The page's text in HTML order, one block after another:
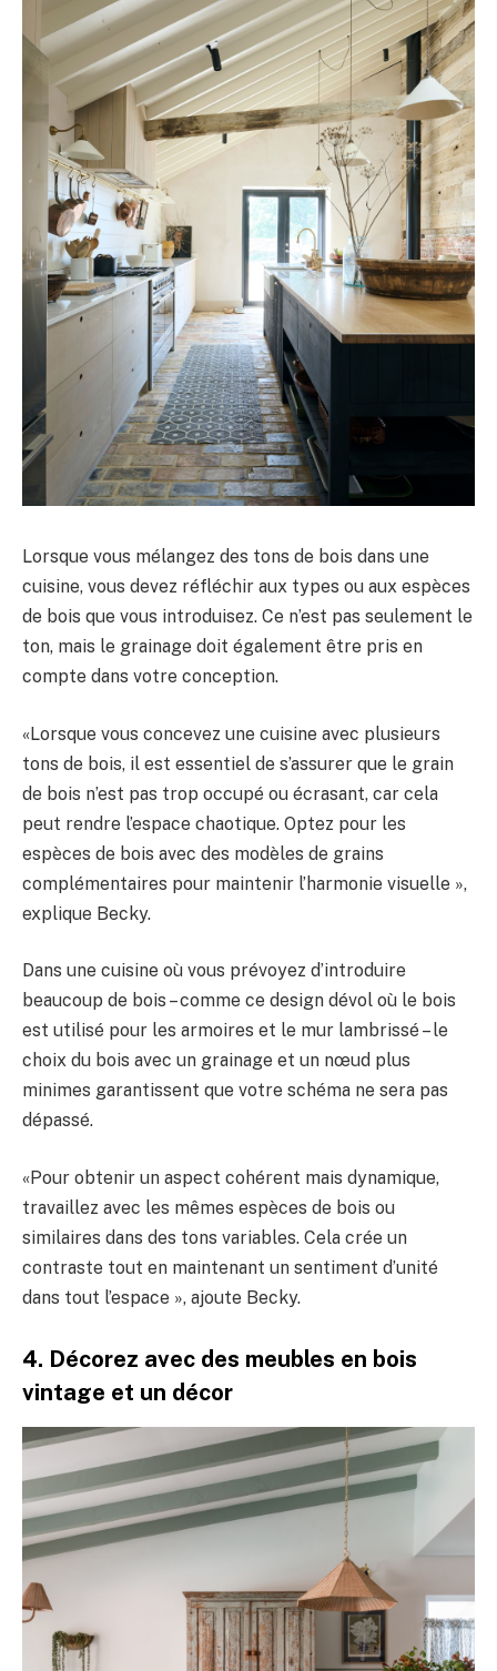
Lorsque vous mélangez des tons de bois dans une
cuisine, vous devez réfléchir aux types ou aux espèces
de bois que vous introduisez. Ce n’est pas seulement le
ton, mais le grainage doit également être pris en
compte dans votre conception.
«Lorsque vous concevez une cuisine avec plusieurs
tons de bois, il est essentiel de s’assurer que le grain
de bois n’est pas trop occupé ou écrasant, car cela
peut rendre l’espace chaotique. Optez pour les
espèces de bois avec des modèles de grains
complémentaires pour maintenir l’harmonie visuelle »,
explique Becky.
Dans une cuisine où vous prévoyez d’introduire
beaucoup de bois – comme ce design dévol où le bois
est utilisé pour les armoires et le mur lambrissé – le
choix du bois avec un grainage et un nœud plus
minimes garantissent que votre schéma ne sera pas
dépassé.
«Pour obtenir un aspect cohérent mais dynamique,
travaillez avec les mêmes espèces de bois ou
similaires dans des tons variables. Cela crée un
contraste tout en maintenant un sentiment d’unité
dans tout l’espace », ajoute Becky.
4. Décorez avec des meubles en bois
vintage et un décor